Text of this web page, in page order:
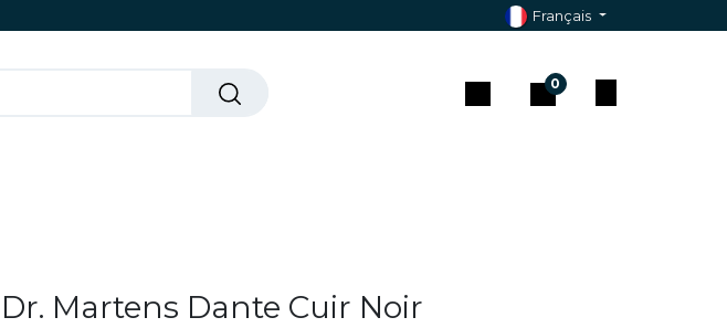
Français
0
Dr. Martens Dante Cuir Noir